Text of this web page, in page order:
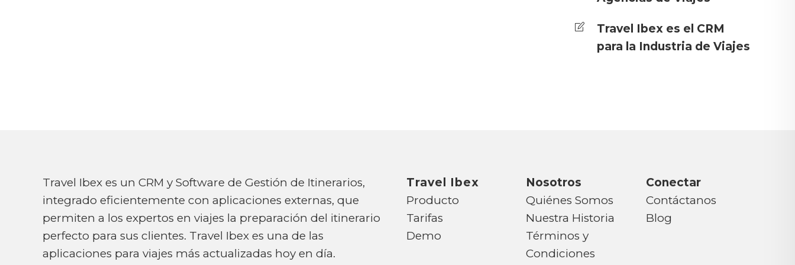
Travel Ibex es el CRM
para la Industria de Viajes
Travel Ibex es un CRM y Software de Gestión de Itinerarios,
integrado eficientemente con aplicaciones externas, que
permiten a los expertos en viajes la preparación del itinerario
perfecto para sus clientes. Travel Ibex es una de las
aplicaciones para viajes más actualizadas hoy en día.
Travel Ibex
Producto
Tarifas
Demo
Nosotros
Quiénes Somos
Nuestra Historia
Términos y
Condiciones
Conectar
Contáctanos
Blog